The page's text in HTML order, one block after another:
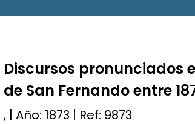
Discursos pronunciados
de San Fernando entre
, | Año: 1873 | Ref: 9873